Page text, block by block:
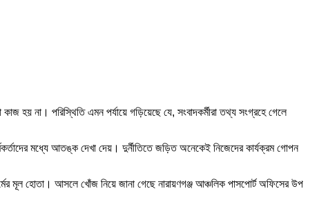
হয় না। পরিস্থিতি এমন পর্যায়ে গড়িয়েছে যে, সংবাদকর্মীরা তথ্য সংগ্রহে গেলে
মধ্যে আতঙ্ক দেখা দেয়। দুর্নীতিতে জড়িত অনেকেই নিজেদের কার্যক্রম গোপন
মূল হোতা। আসলে খোঁজ নিয়ে জানা গেছে নারায়ণগঞ্জ আঞ্চলিক পাসপোর্ট অফিসের উপ